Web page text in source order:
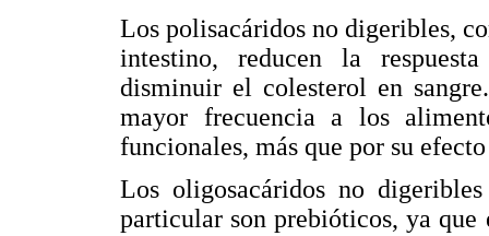
Los polisacáridos no digeribles,
intestino, reducen la
disminuir el colesterol en
mayor frecuencia a los
funcionales, más que por su
Los oligosacáridos no
particular son prebióticos, ya